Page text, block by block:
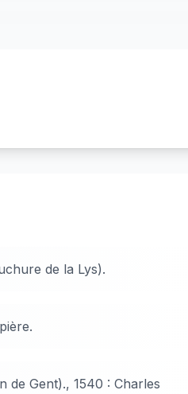
de la Lys).
de Gent)., 1540 : Charles